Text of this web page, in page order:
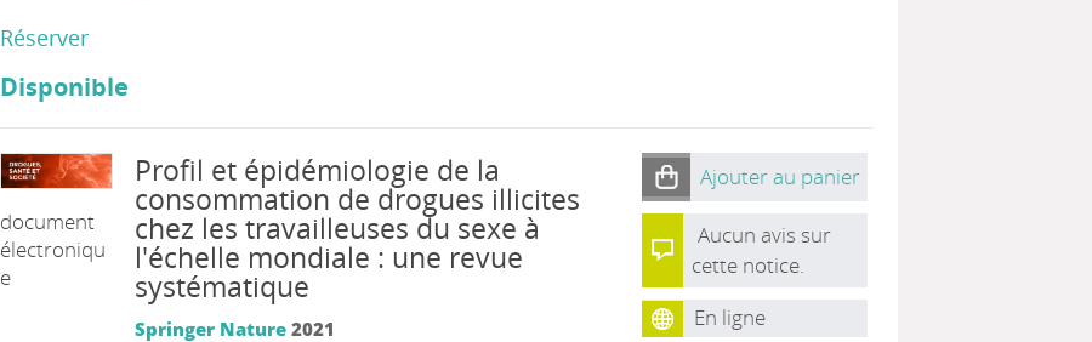
Réserver
Disponible
document
électroniqu
e
Profil et épidémiologie de la
consommation de drogues illicites
chez les travailleuses du sexe à
l'échelle mondiale : une revue
systématique
Springer Nature 2021
Ajouter au panier
Aucun avis sur
cette notice.
En ligne